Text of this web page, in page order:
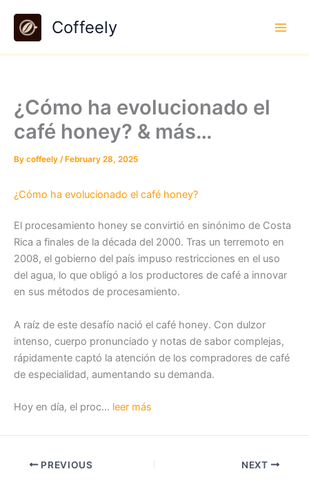
content
Coffeely
¿Cómo ha evolucionado el
café honey? & más…
By coffeely / February 28, 2025
¿Cómo ha evolucionado el café honey?
El procesamiento honey se convirtió en sinónimo de Costa
Rica a finales de la década del 2000. Tras un terremoto en
2008, el gobierno del país impuso restricciones en el uso
del agua, lo que obligó a los productores de café a innovar
en sus métodos de procesamiento.
A raíz de este desafío nació el café honey. Con dulzor
intenso, cuerpo pronunciado y notas de sabor complejas,
rápidamente captó la atención de los compradores de café
de especialidad, aumentando su demanda.
Hoy en día, el proc… leer más
PREVIOUS NEXT